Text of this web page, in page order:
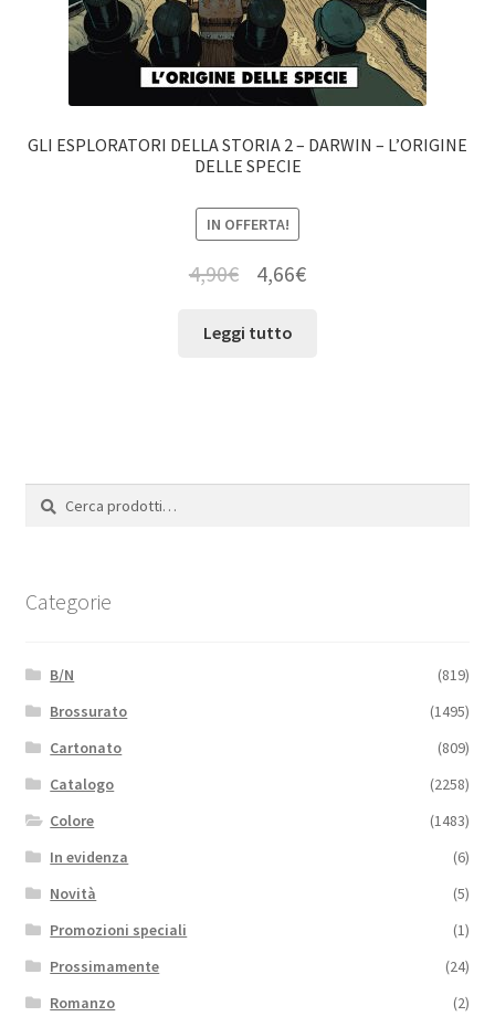
GLI ESPLORATORI DELLA STORIA 2 – DARWIN – L’ORIGINE
DELLE SPECIE
IN OFFERTA!
4,90€ 4,66€
Leggi tutto
Cerca:
Cerca
Categorie
B/N
(819)
Brossurato
(1495)
Cartonato
(809)
Catalogo
(2258)
Colore
(1483)
In evidenza
(6)
Novità
(5)
Promozioni speciali
(1)
Prossimamente
(24)
Romanzo
(2)